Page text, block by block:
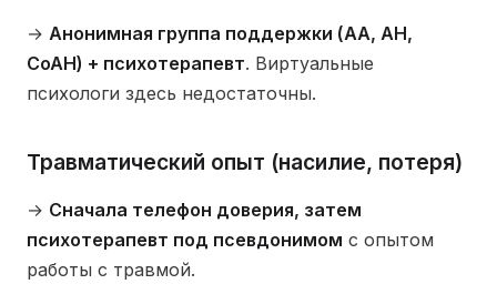
→ Анонимная группа поддержки (АА, АН,
СоАН) + психотерапевт. Виртуальные
психологи здесь недостаточны.
Травматический опыт (насилие, потеря)
→ Сначала телефон доверия, затем
психотерапевт под псевдонимом с опытом
работы с травмой.